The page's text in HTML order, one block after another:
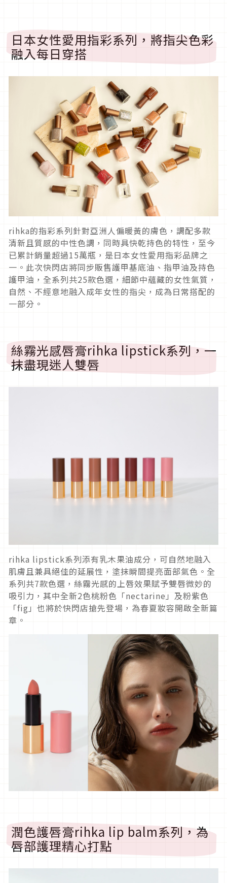
日本女性愛用指彩系列，將指尖色彩
融入每日穿搭
rihka的指彩系列針對亞洲人偏暖黃的膚色，調配多款
清新且質感的中性色調，同時具快乾持色的特性，至今
已累計銷量超過15萬瓶，是日本女性愛用指彩品牌之
一。此次快閃店將同步販售護甲基底油、指甲油及持色
護甲油，全系列共25款色選，細節中蘊藏的女性氣質，
自然、不經意地融入成年女性的指尖，成為日常搭配的
一部分。
絲霧光感唇膏rihka lipstick系列，一
抹盡現迷人雙唇
rihka lipstick系列添有乳木果油成分，可自然地融入
肌膚且兼具絕佳的延展性，塗抹瞬間提亮面部氣色。全
系列共7款色選，絲霧光感的上唇效果賦予雙唇微妙的
吸引力，其中全新2色桃粉色「nectarine」及粉紫色
「fig」也將於快閃店搶先登場，為春夏妝容開啟全新篇
章。
潤色護唇膏rihka lip balm系列，為
唇部護理精心打點